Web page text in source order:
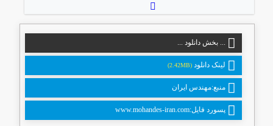
... بخش دانلود ...
لینک دانلود (2.42MB)
منبع:مهندس ایران
پسورد فایل:www.mohandes-iran.com